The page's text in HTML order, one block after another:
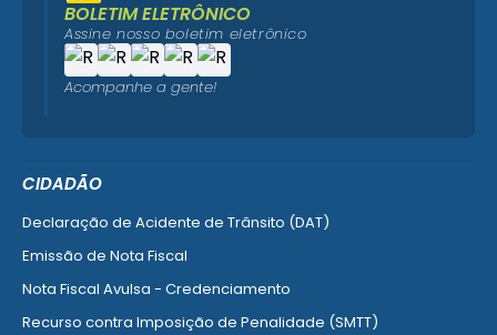
CIDADÃO
Declaração de Acidente de Trânsito (DAT)
Emissão de Nota Fiscal
Nota Fiscal Avulsa - Credenciamento
Recurso contra Imposição de Penalidade (SMTT)
BOLETIM ELETRÔNICO
Assine nosso boletim eletrônico
Acompanhe a gente!